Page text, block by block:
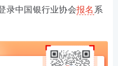
录中国银行业协会报名 系